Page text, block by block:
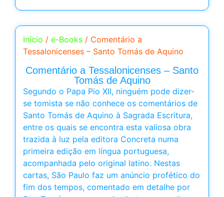
Início / e-Books / Comentário a
Tessalonicenses – Santo Tomás de Aquino
Comentário a Tessalonicenses – Santo
Tomás de Aquino
Segundo o Papa Pio XII, ninguém pode dizer-
se tomista se não conhece os comentários de
Santo Tomás de Aquino à Sagrada Escritura,
entre os quais se encontra esta valiosa obra
trazida à luz pela editora Concreta numa
primeira edição em língua portuguesa,
acompanhada pelo original latino. Nestas
cartas, São Paulo faz um anúncio profético do
fim dos tempos, comentado em detalhe por